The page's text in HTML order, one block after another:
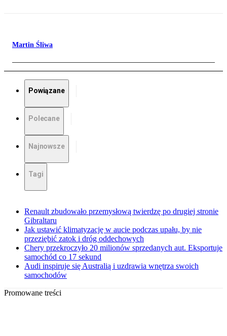
Martin Śliwa
Powiązane
Polecane
Najnowsze
Tagi
Renault zbudowało przemysłową twierdzę po drugiej stronie
Gibraltaru
Jak ustawić klimatyzację w aucie podczas upału, by nie
przeziębić zatok i dróg oddechowych
Chery przekroczyło 20 milionów sprzedanych aut. Eksportuje
samochód co 17 sekund
Audi inspiruje się Australią i uzdrawia wnętrza swoich
samochodów
Promowane treści